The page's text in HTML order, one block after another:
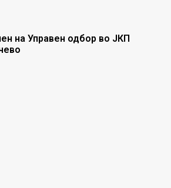
на Управен одбор во ЈКП